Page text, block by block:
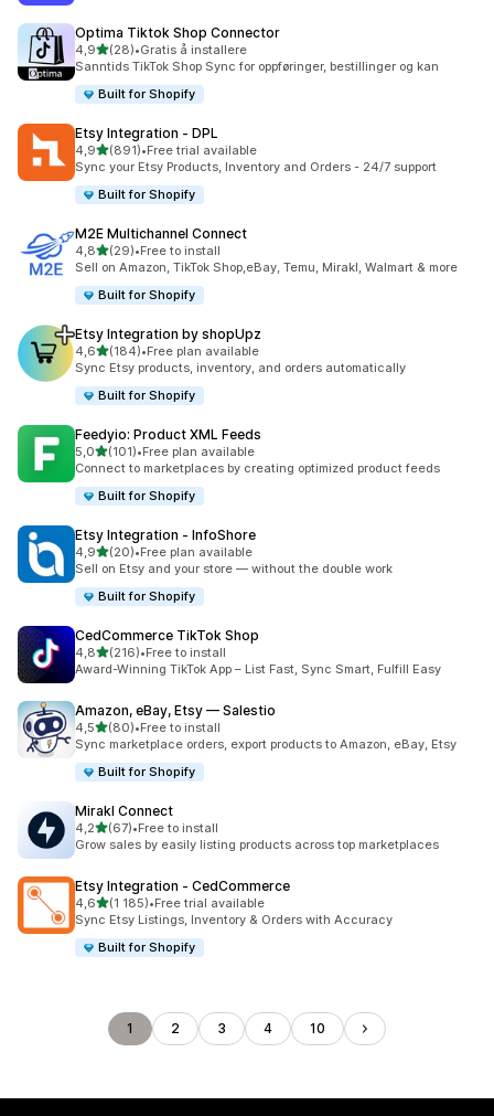
Optima Tiktok Shop Connector
4,9av 5 stjerner
(28)
Totalt 28 omtaler
•Gratis å installere
Sanntids TikTok Shop Sync for oppføringer, bestillinger og kan
Built for Shopify
Etsy Integration ‑ DPL
4,9av 5 stjerner
(891)
Totalt 891 omtaler
•Free trial available
Sync your Etsy Products, Inventory and Orders - 24/7 support
Built for Shopify
M2E Multichannel Connect
4,8av 5 stjerner
(29)
Totalt 29 omtaler
•Free to install
Sell on Amazon, TikTok Shop,eBay, Temu, Mirakl, Walmart & more
Built for Shopify
Etsy Integration by shopUpz
4,6av 5 stjerner
(184)
Totalt 184 omtaler
•Free plan available
Sync Etsy products, inventory, and orders automatically
Built for Shopify
Feedyio: Product XML Feeds
5,0av 5 stjerner
(101)
Totalt 101 omtaler
•Free plan available
Connect to marketplaces by creating optimized product feeds
Built for Shopify
Etsy Integration ‑ InfoShore
4,9av 5 stjerner
(20)
Totalt 20 omtaler
•Free plan available
Sell on Etsy and your store — without the double work
Built for Shopify
CedCommerce TikTok Shop
4,8av 5 stjerner
(216)
Totalt 216 omtaler
•Free to install
Award-Winning TikTok App – List Fast, Sync Smart, Fulfill Easy
Amazon, eBay, Etsy — Salestio
4,5av 5 stjerner
(80)
Totalt 80 omtaler
•Free to install
Sync marketplace orders, export products to Amazon, eBay, Etsy
Built for Shopify
Mirakl Connect
4,2av 5 stjerner
(67)
Totalt 67 omtaler
•Free to install
Grow sales by easily listing products across top marketplaces
Etsy Integration ‑ CedCommerce
4,6av 5 stjerner
(1 185)
Totalt 1185 omtaler
•Free trial available
Sync Etsy Listings, Inventory & Orders with Accuracy
Built for Shopify
1 2 3 4 10